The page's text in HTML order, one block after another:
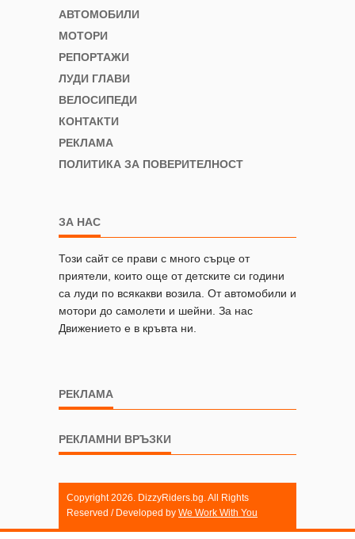
АВТОМОБИЛИ
МОТОРИ
РЕПОРТАЖИ
ЛУДИ ГЛАВИ
ВЕЛОСИПЕДИ
КОНТАКТИ
РЕКЛАМА
ПОЛИТИКА ЗА ПОВЕРИТЕЛНОСТ
ЗА НАС
Този сайт се прави с много сърце от
приятели, които още от детските си години
са луди по всякакви возила. От автомобили и
мотори до самолети и шейни. За нас
Движението е в кръвта ни.
РЕКЛАМА
РЕКЛАМНИ ВРЪЗКИ
Copyright 2026. DizzyRiders.bg. All Rights
Reserved / Developed by We Work With You